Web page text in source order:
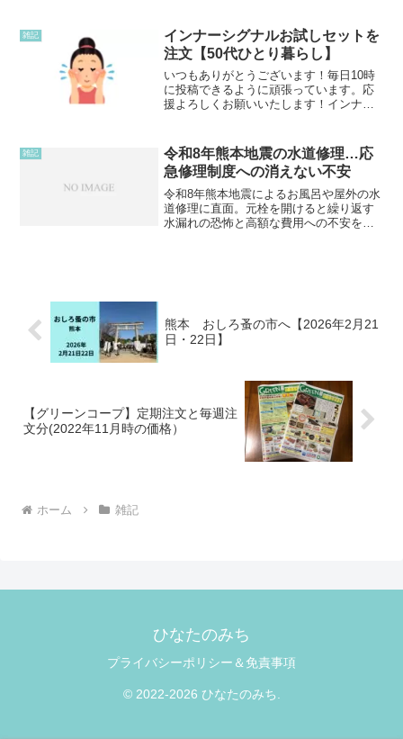
4,953円保険料 7,390円合計 2...
雑記
インナーシグナルお試しセットを
注文【50代ひとり暮らし】
いつもありがとうございます！毎日10時
に投稿できるように頑張っています。応
援よろしくお願いいたします！インナー
シ。お試しセットで500円だったので注文
してみました。インナ...
雑記
令和8年熊本地震の水道修理…応
急修理制度への消えない不安
令和8年熊本地震によるお風呂や屋外の水
道修理に直面。元栓を開けると繰り返す
水漏れの恐怖と高額な費用への不安を綴
熊本 おしろ蚤の市へ【2026年2月21
日・22日】
【グリーンコープ】定期注文と毎週注
文分(2022年11月時の価格）
ホーム 雑記
ひなたのみち
プライバシーポリシー＆免責事項
© 2022-2026 ひなたのみち.